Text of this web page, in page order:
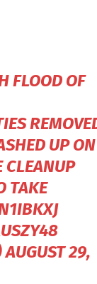
FLOOD OF
UP ON
CLEANUP
TAKE
AUGUST 29,